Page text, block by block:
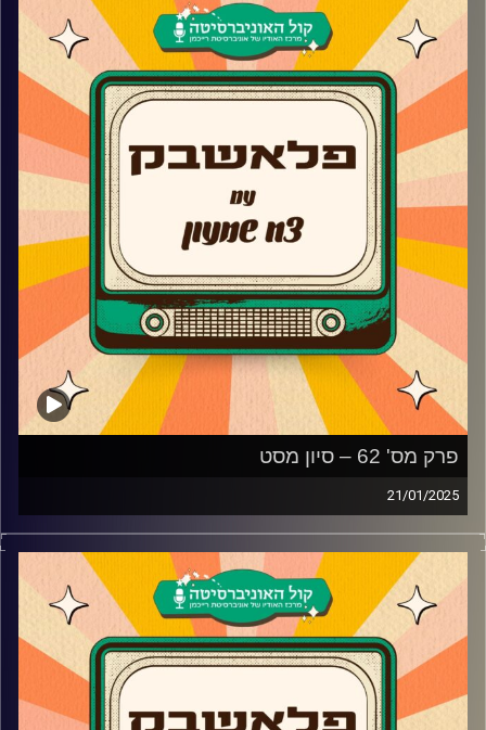
הזמר שפרץ לחיינו בכוכב נולד מגיע לאולפן ומספר איך החליט
להגיע לאודישנים של התכנית הכי נצפית בטלוויזיה, איך בכלל
עובד תהליך האודישנים, התפקיד בשמינייה, מתי החליט שהוא
יוצא מהארון ומה קרה עם שיר הפסטיגל הכי מושמע בכל
הזמנים ״לעוף״
קרדיט תמונות:AudioVersity
פרק מס' 62 – סיון מסט
21/01/2025
סיון מסט מגיעה לאולפן פלאשבק!
השחקנית שפרצה לחיינו בעונה השלישית של ראש גדול
מספרת על האודישן והסודות מאחורי הסדרה, למה לא המשיכה
לעונה הרביעית, הסדרה מאחורי הצלצול, איך זה להיות מוזה של
אמן ומי הייתה אמורה להיות במקומה בסדרה פולמון?
קרדיט תמונות:AudioVersity